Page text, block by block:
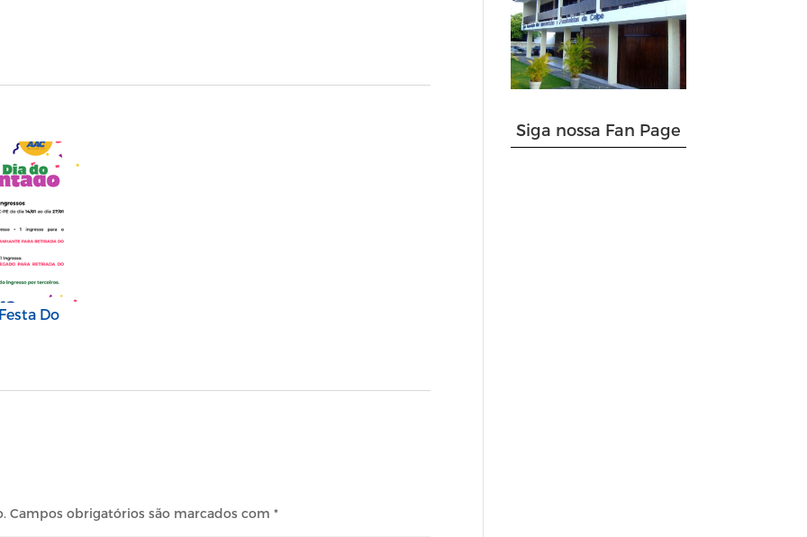
Do
Campos obrigatórios são marcados com*
Siga nossa Fan Page